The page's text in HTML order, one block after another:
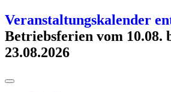
Zum
Inhalt
springen
Veranstaltungskalender
Betriebsferien vom 10.08.
23.08.2026